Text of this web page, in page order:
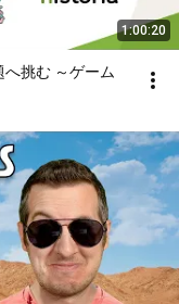
1:00:20
挑む ～ゲーム